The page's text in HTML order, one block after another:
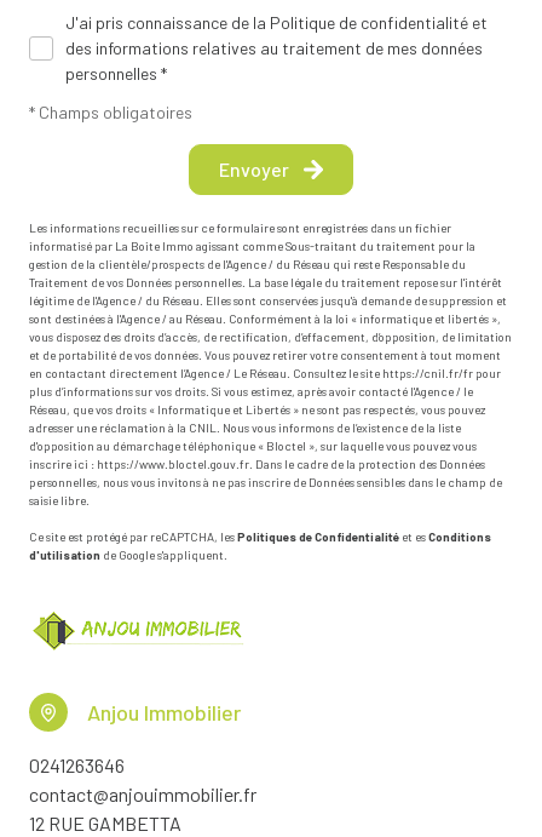
J'ai pris connaissance de la Politique de confidentialité et
des informations relatives au traitement de mes données
personnelles *
* Champs obligatoires
Envoyer
Les informations recueillies sur ce formulaire sont enregistrées dans un fichier
informatisé par La Boite Immo agissant comme Sous-traitant du traitement pour la
gestion de la clientèle/prospects de l'Agence / du Réseau qui reste Responsable du
Traitement de vos Données personnelles. La base légale du traitement repose sur l'intérêt
légitime de l'Agence / du Réseau. Elles sont conservées jusqu'à demande de suppression et
sont destinées à l'Agence / au Réseau. Conformément à la loi « informatique et libertés »,
vous disposez des droits d’accès, de rectification, d’effacement, d’opposition, de limitation
et de portabilité de vos données. Vous pouvez retirer votre consentement à tout moment
en contactant directement l’Agence / Le Réseau. Consultez le site https://cnil.fr/fr pour
plus d’informations sur vos droits. Si vous estimez, après avoir contacté l'Agence / le
Réseau, que vos droits « Informatique et Libertés » ne sont pas respectés, vous pouvez
adresser une réclamation à la CNIL. Nous vous informons de l’existence de la liste
d'opposition au démarchage téléphonique « Bloctel », sur laquelle vous pouvez vous
inscrire ici : https://www.bloctel.gouv.fr. Dans le cadre de la protection des Données
personnelles, nous vous invitons à ne pas inscrire de Données sensibles dans le champ de
saisie libre.
Ce site est protégé par reCAPTCHA, lesPolitiques de Confidentialité et esConditions
d'utilisation de Google s'appliquent.
Anjou Immobilier
0241263646
contact@anjouimmobilier.fr
12 RUE GAMBETTA